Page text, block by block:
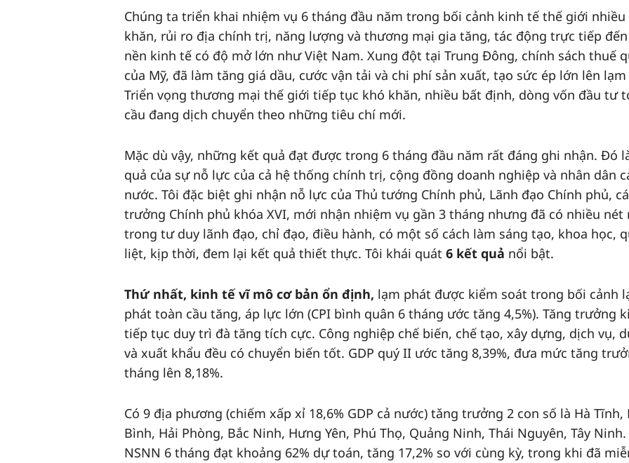
Chúng ta triển khai nhiệm vụ 6 tháng đầu năm trong bối cảnh kinh tế thế giới nhiều
khăn, rủi ro địa chính trị, năng lượng và thương mại gia tăng, tác động trực tiếp đến
nền kinh tế có độ mở lớn như Việt Nam. Xung đột tại Trung Đông, chính sách thuế
của Mỹ, đã làm tăng giá dầu, cước vận tải và chi phí sản xuất, tạo sức ép lớn lên
Triển vọng thương mại thế giới tiếp tục khó khăn, nhiều bất định, dòng vốn đầu tư
cầu đang dịch chuyển theo những tiêu chí mới.
Mặc dù vậy, những kết quả đạt được trong 6 tháng đầu năm rất đáng ghi nhận. Đó
quả của sự nỗ lực của cả hệ thống chính trị, cộng đồng doanh nghiệp và nhân dân
nước. Tôi đặc biệt ghi nhận nỗ lực của Thủ tướng Chính phủ, Lãnh đạo Chính phủ,
trưởng Chính phủ khóa XVI, mới nhận nhiệm vụ gần 3 tháng nhưng đã có nhiều nét
trong tư duy lãnh đạo, chỉ đạo, điều hành, có một số cách làm sáng tạo, khoa học,
liệt, kịp thời, đem lại kết quả thiết thực. Tôi khái quát 6 kết quả nổi bật.
Thứ nhất, kinh tế vĩ mô cơ bản ổn định, lạm phát được kiểm soát trong bối cảnh
phát toàn cầu tăng, áp lực lớn (CPI bình quân 6 tháng ước tăng 4,5%). Tăng trưởng
tiếp tục duy trì đà tăng tích cực. Công nghiệp chế biến, chế tạo, xây dựng, dịch vụ,
và xuất khẩu đều có chuyển biến tốt. GDP quý II ước tăng 8,39%, đưa mức tăng
tháng lên 8,18%.
Có 9 địa phương (chiếm xấp xỉ 18,6% GDP cả nước) tǎng trưởng 2 con số là Hà Tĩnh,
Bình, Hải Phòng, Bắc Ninh, Hưng Yên, Phú Thọ, Quảng Ninh, Thái Nguyên, Tây Ninh.
NSNN 6 tháng đạt khoảng 62% dự toán, tăng 17,2% so với cùng kỳ, trong khi đã